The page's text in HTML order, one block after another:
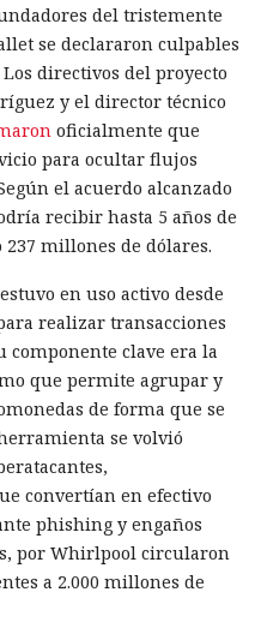
del tristemente
se declararon culpables
directivos del proyecto
y el director técnico
oficialmente que
para ocultar flujos
el acuerdo alcanzado
recibir hasta 5 años de
millones de dólares.
en uso activo desde
realizar transacciones
componente clave era la
que permite agrupar y
de forma que se
se volvió
convertían en efectivo
phishing y engaños
por Whirlpool circularon
a 2.000 millones de